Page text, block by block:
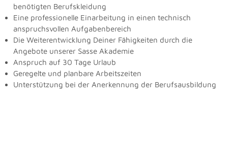
benötigten Berufskleidung
Eine professionelle Einarbeitung in einen technisch
anspruchsvollen Aufgabenbereich
Die Weiterentwicklung Deiner Fähigkeiten durch die
Angebote unserer Sasse Akademie
Anspruch auf 30 Tage Urlaub
Geregelte und planbare Arbeitszeiten
Unterstützung bei der Anerkennung der Berufsausbildung